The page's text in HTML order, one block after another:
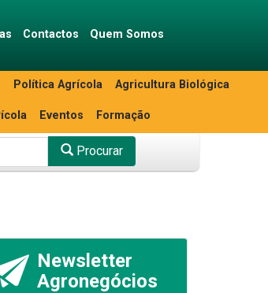
Contactos Quem Somos
Política Agrícola Agricultura Biológica
Eventos Formação
Procurar
Newsletter
Agronegócios